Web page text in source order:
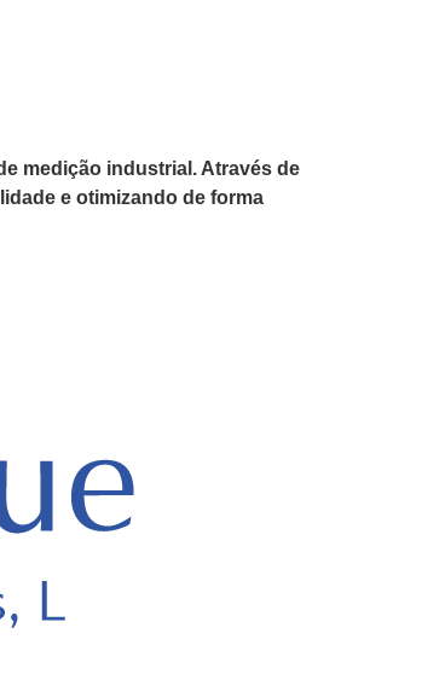
medição industrial. Através de
e otimizando de forma